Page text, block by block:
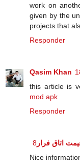
work on
given by the
projects that
Responder
Qasim Khan
this article is
mod apk
Responder
اتاق فرار
Nice